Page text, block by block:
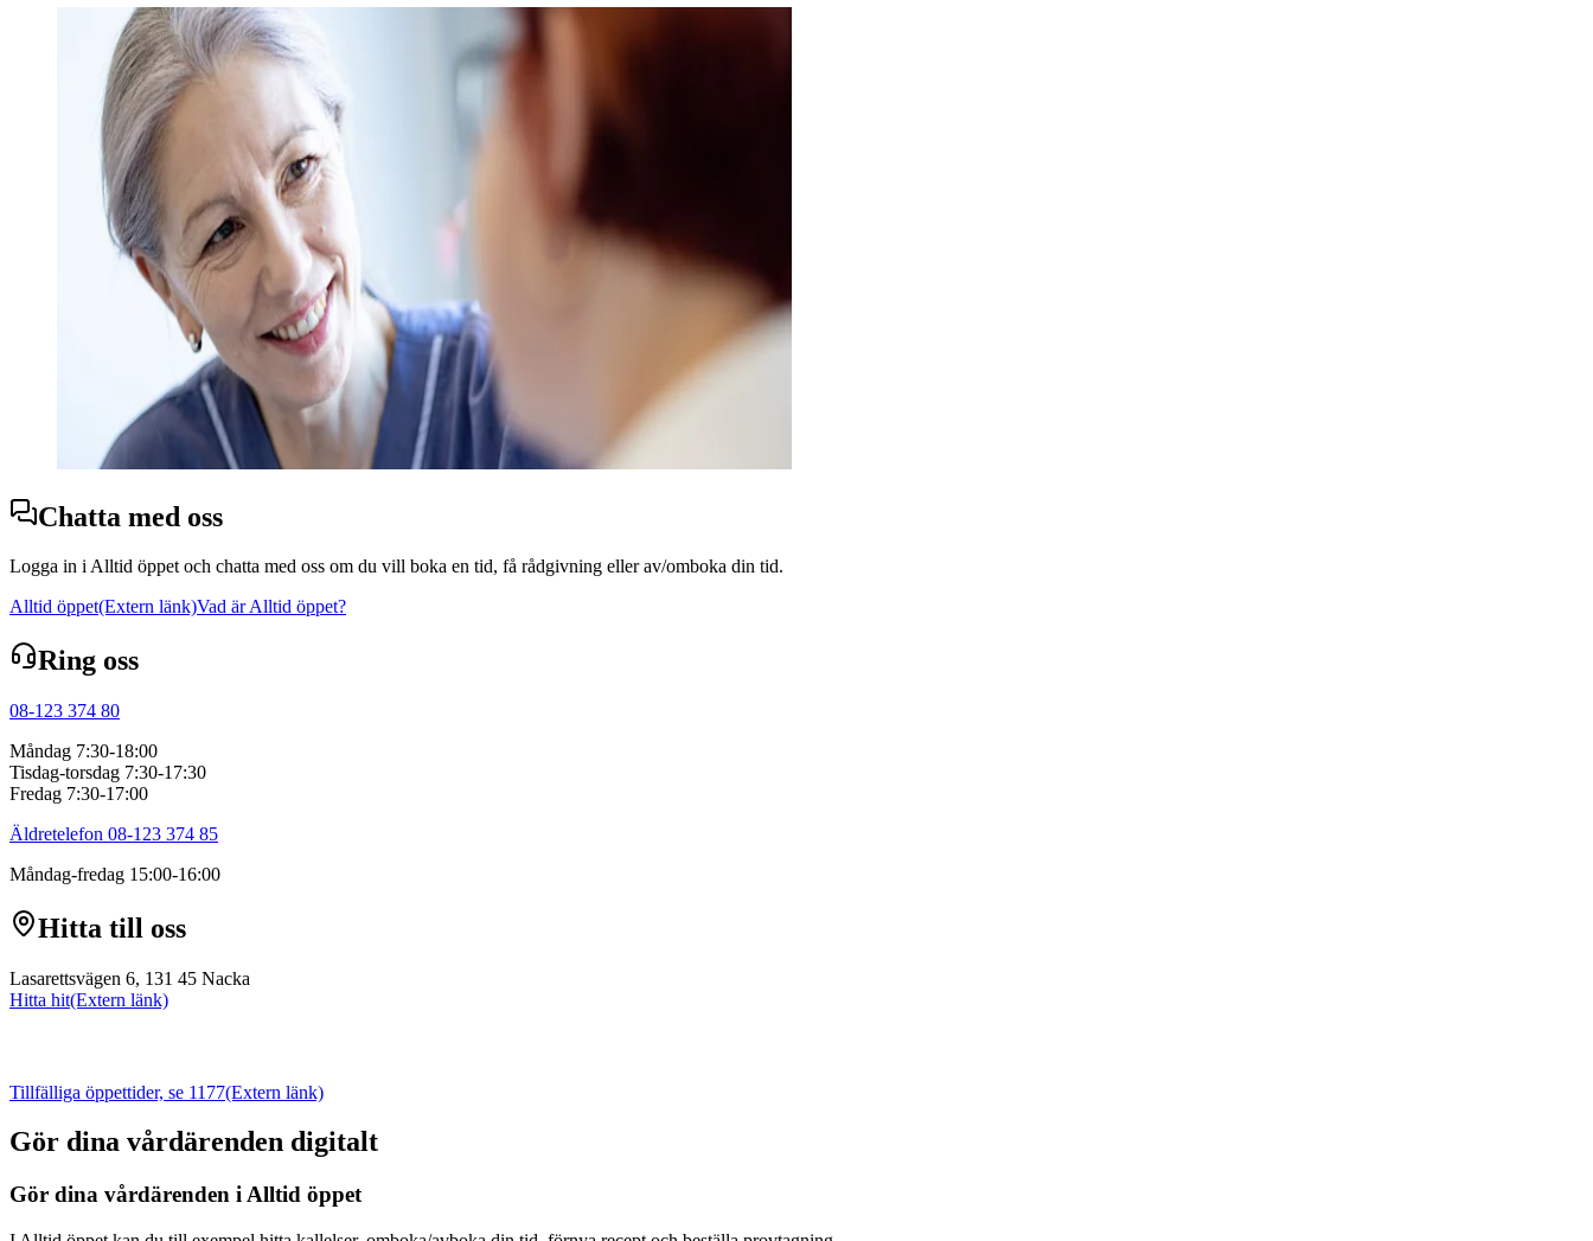
Chatta med oss
Logga in i Alltid öppet och chatta med oss om du vill boka en tid, få rådgivning eller av/omboka din tid.
Alltid öppet(Extern länk)Vad är Alltid öppet?
Ring oss
08-123 374 80
Måndag 7:30-18:00
Tisdag-torsdag 7:30-17:30
Fredag 7:30-17:00
Äldretelefon 08-123 374 85
Måndag-fredag 15:00-16:00
Hitta till oss
Lasarettsvägen 6, 131 45 Nacka
Hitta hit(Extern länk)
Tillfälliga öppettider, se 1177(Extern länk)
Gör dina vårdärenden digitalt
Gör dina vårdärenden i Alltid öppet